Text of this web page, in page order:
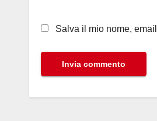
Salva il mio nome,